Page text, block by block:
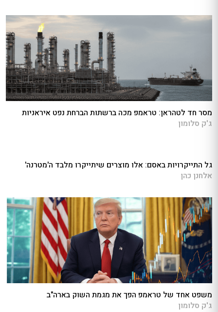
מסר חד לטהראן: טראמפ מכה ברשתות הברחת נפט איראניות
ג'ק סלומון
גל התייקרויות באסם: אלו מוצרים שיתייקרו מלבד ה'מטרנה'
אלחנן כהן
משפט אחד של טראמפ הפך את מגמת השוק בארה"ב
ג'ק סלומון